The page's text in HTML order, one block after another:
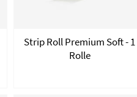
Strip Roll Premium Soft - 1
Rolle